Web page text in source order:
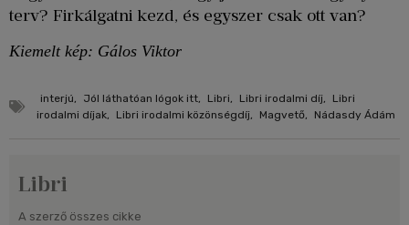
terv? Firkálgatni kezd, és egyszer csak ott van?
Kiemelt kép: Gálos Viktor
interjú, Jól láthatóan lógok itt, Libri, Libri irodalmi díj,
Libri
irodalmi díjak, Libri irodalmi közönségdíj, Magvető, Nádasdy Ádám
Libri
A szerző összes cikke